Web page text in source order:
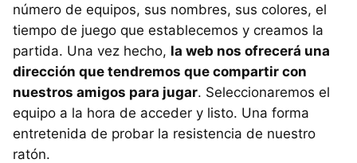
número de equipos, sus nombres, sus colores, el
tiempo de juego que establecemos y creamos la
partida. Una vez hecho, la web nos ofrecerá una
dirección que tendremos que compartir con
nuestros amigos para jugar. Seleccionaremos el
equipo a la hora de acceder y listo. Una forma
entretenida de probar la resistencia de nuestro
ratón.